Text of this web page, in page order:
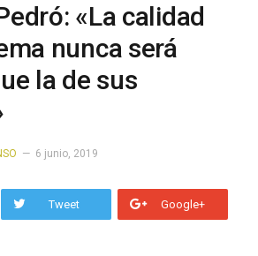
«La calidad
nunca será
la de sus
6 junio, 2019
Tweet Google+